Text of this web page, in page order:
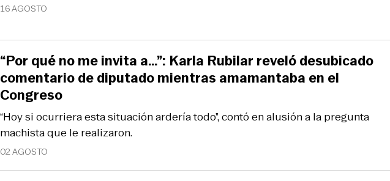
16 AGOSTO
02 AGOSTO
“Hoy si ocurriera esta situación ardería todo”, contó en alusión a la pregunta
machista que le realizaron.
“Por qué no me invita a…”: Karla Rubilar reveló desubicado
comentario de diputado mientras amamantaba en el
Congreso